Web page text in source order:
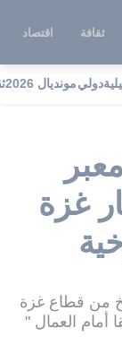
ثقافة اقتصاد
دوليمونديال 2026
غزة
من قطاع غزة
أمام العمال "